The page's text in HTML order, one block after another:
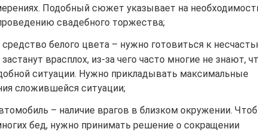
Подобный сюжет указывает на
свадебного торжества;
средство белого цвета – нужно готовиться к
врасплох, из-за чего часто многие не знают,
ситуации. Нужно прикладывать максимальные
сложившейся ситуации;
– наличие врагов в близком окружении.
бед, нужно принимать решение о сокращении